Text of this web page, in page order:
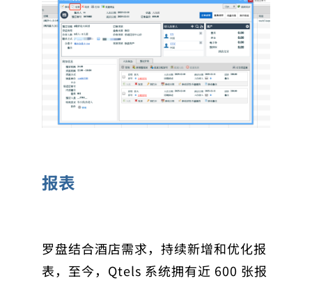
报表
罗盘结合酒店需求，持续新增和优化报
表，至今， Qtels 系统拥有近 600 张报